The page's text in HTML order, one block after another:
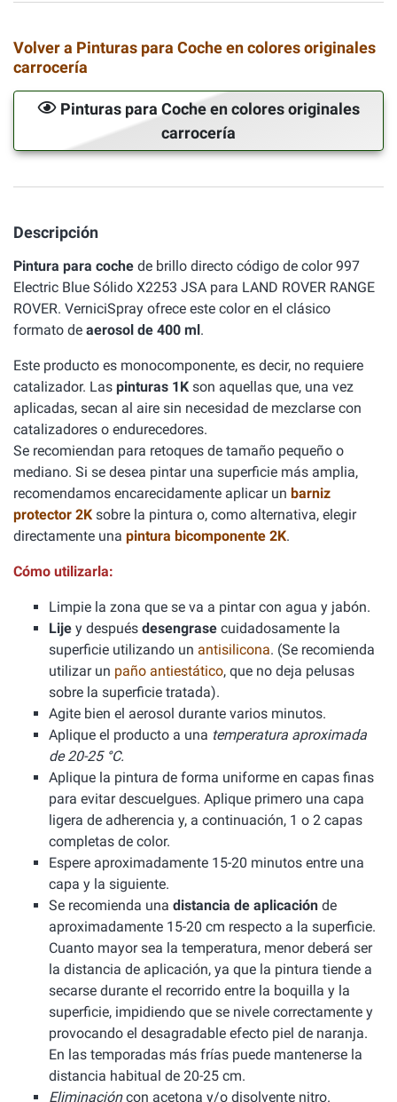
Volver a Pinturas para Coche en colores originales
carrocería
Pinturas para Coche en colores originales
carrocería
Descripción
Pintura para coche de brillo directo código de color 997
Electric Blue Sólido X2253 JSA para LAND ROVER RANGE
ROVER. VerniciSpray ofrece este color en el clásico
formato de aerosol de 400 ml.
Este producto es monocomponente, es decir, no requiere
catalizador. Las pinturas 1K son aquellas que, una vez
aplicadas, secan al aire sin necesidad de mezclarse con
catalizadores o endurecedores.
Se recomiendan para retoques de tamaño pequeño o
mediano. Si se desea pintar una superficie más amplia,
recomendamos encarecidamente aplicar un barniz
protector 2K sobre la pintura o, como alternativa, elegir
directamente una pintura bicomponente 2K.
Cómo utilizarla:
Limpie la zona que se va a pintar con agua y jabón.
Lije y después desengrase cuidadosamente la
superficie utilizando un antisilicona. (Se recomienda
utilizar un paño antiestático, que no deja pelusas
sobre la superficie tratada).
Agite bien el aerosol durante varios minutos.
Aplique el producto a una temperatura aproximada
de 20-25 °C.
Aplique la pintura de forma uniforme en capas finas
para evitar descuelgues. Aplique primero una capa
ligera de adherencia y, a continuación, 1 o 2 capas
completas de color.
Espere aproximadamente 15-20 minutos entre una
capa y la siguiente.
Se recomienda una distancia de aplicación de
aproximadamente 15-20 cm respecto a la superficie.
Cuanto mayor sea la temperatura, menor deberá ser
la distancia de aplicación, ya que la pintura tiende a
secarse durante el recorrido entre la boquilla y la
superficie, impidiendo que se nivele correctamente y
provocando el desagradable efecto piel de naranja.
En las temporadas más frías puede mantenerse la
distancia habitual de 20-25 cm.
Eliminacióncon acetona y/o disolvente nitro.